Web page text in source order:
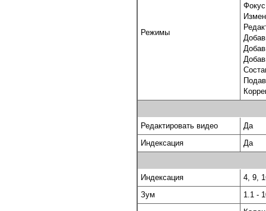
Режимы
Редактировать видео
Да
Индексация
Да
Индексация
4, 9,
Зум
1.1 -